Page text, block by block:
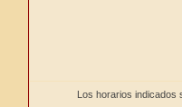
Los horarios indicados